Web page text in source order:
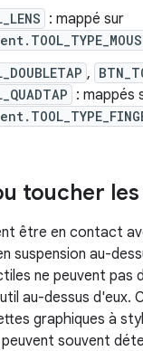
: mappé sur
,
: mappés
toucher
être en contact
suspension au-
ne peuvent pas
au-dessus d'eux.
graphiques à
souvent